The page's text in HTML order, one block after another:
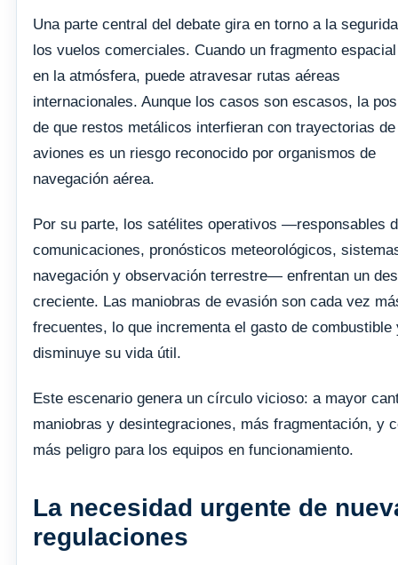
Una parte central del debate gira en torno a la
los vuelos comerciales. Cuando un fragmento
en la atmósfera, puede atravesar rutas aéreas
internacionales. Aunque los casos son escasos, la
de que restos metálicos interfieran con trayectorias de
aviones es un riesgo reconocido por organismos de
navegación aérea.
Por su parte, los satélites operativos —responsables
comunicaciones, pronósticos meteorológicos,
navegación y observación terrestre— enfrentan un
creciente. Las maniobras de evasión son cada vez
frecuentes, lo que incrementa el gasto de combustible
disminuye su vida útil.
Este escenario genera un círculo vicioso: a mayor
maniobras y desintegraciones, más fragmentación, y
más peligro para los equipos en funcionamiento.
La necesidad urgente de
regulaciones